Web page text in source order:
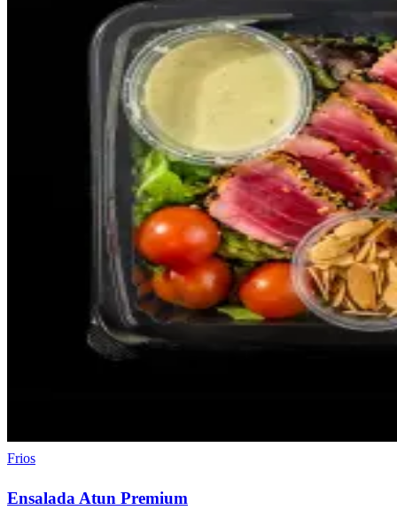
Frios
Ensalada Atun Premium